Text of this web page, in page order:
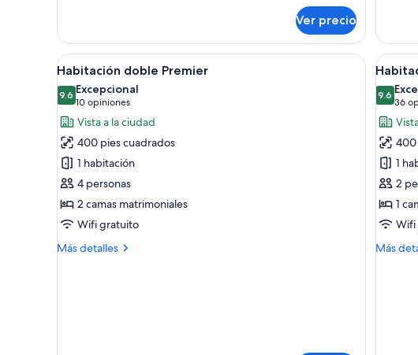
Ver precio
Club,
Abrir
todas
las
fotos
de
Habitación
doble
Premier
Ropa de cama de alta calidad y camas
5
Habitación doble Premier
9.69.6 de 10
Excepcional
10 opiniones
(10
opiniones)
Vista a la ciudad
400 pies cuadrados
1 habitación
4 personas
2 camas matrimoniales
Wifi gratuito
Más detalles
Más
Abrir
todas
las
fotos
de
1
cama
King
size,
5
9.69.6 de
36
(36
400
1
2
1
Wifi
Más
Más